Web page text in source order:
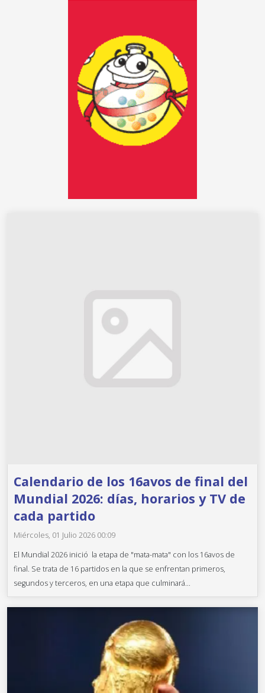
Calendario de los 16avos de final del
Mundial 2026: días, horarios y TV de
cada partido
Miércoles, 01 Julio 2026 00:09
El Mundial 2026 inició la etapa de "mata-mata" con los 16avos de
final. Se trata de 16 partidos en la que se enfrentan primeros,
segundos y terceros, en una etapa que culminará...